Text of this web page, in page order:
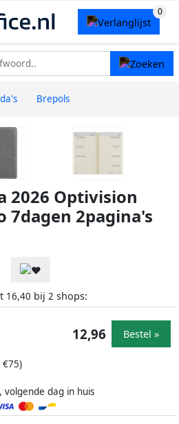
Brepols
2026 Optivision
7dagen 2pagina's
16,40 bij 2 shops:
€75)
volgende dag in huis
12,96 Bestel »